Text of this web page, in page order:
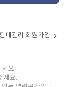
매관리 회원가입
세요.
세요.